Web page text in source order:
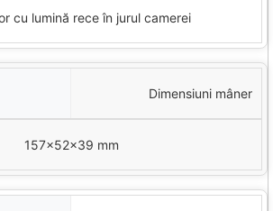
cu lumină rece în jurul camerei
Dimensiuni mâner
157×52×39 mm